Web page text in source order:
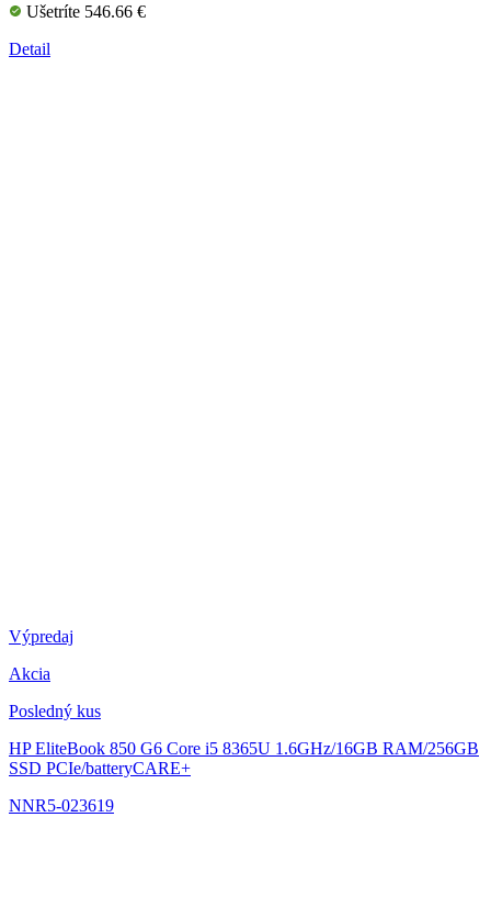
Ušetríte 546.66 €
Detail
Výpredaj
Akcia
Posledný kus
HP EliteBook 850 G6 Core i5 8365U 1.6GHz/16GB RAM/256GB
SSD PCIe/batteryCARE+
NNR5-023619